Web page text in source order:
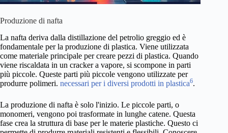
Produzione di nafta
La nafta deriva dalla distillazione del petrolio greggio ed è
fondamentale per la produzione di plastica. Viene utilizzata
come materiale principale per creare pezzi di plastica. Quando
viene riscaldata in un cracker a vapore, si scompone in parti
più piccole. Queste parti più piccole vengono utilizzate per
produrre polimeri. necessari per i diversi prodotti in plastica6.
La produzione di nafta è solo l'inizio. Le piccole parti, o
monomeri, vengono poi trasformate in lunghe catene. Questa
fase crea la struttura di base per le materie plastiche. Questo ci